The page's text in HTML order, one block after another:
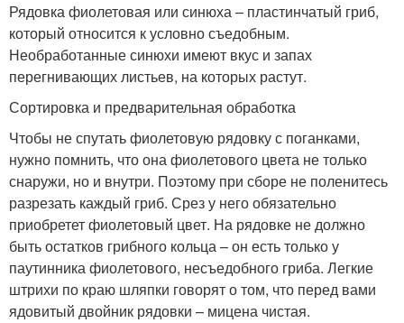
Рядовка фиолетовая или синюха – пластинчатый гриб,
который относится к условно съедобным.
Необработанные синюхи имеют вкус и запах
перегнивающих листьев, на которых растут.
Сортировка и предварительная обработка
Чтобы не спутать фиолетовую рядовку с поганками,
нужно помнить, что она фиолетового цвета не только
снаружи, но и внутри. Поэтому при сборе не поленитесь
разрезать каждый гриб. Срез у него обязательно
приобретет фиолетовый цвет. На рядовке не должно
быть остатков грибного кольца – он есть только у
паутинника фиолетового, несъедобного гриба. Легкие
штрихи по краю шляпки говорят о том, что перед вами
ядовитый двойник рядовки – мицена чистая.